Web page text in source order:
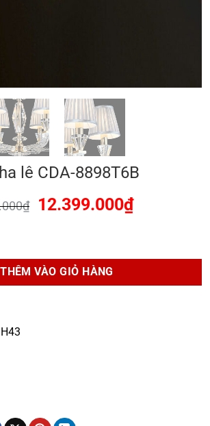
lê CDA-8898T6B
₫ 12.399.000₫
8898T6B số lượng
THÊM VÀO GIỎ HÀNG